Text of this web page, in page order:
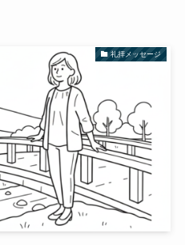
礼拝メッセージ